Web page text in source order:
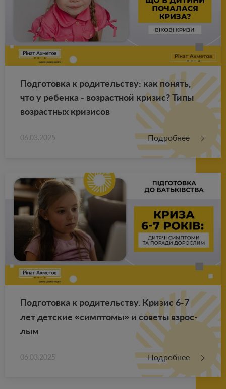
Под­го­тов­ка к ро­ди­тель­ству: как по­нять,
что у ре­бен­ка - воз­раст­ной кри­зис? Типы
воз­раст­ных кри­зи­сов
06.03.2025 Подробнее
Под­го­тов­ка к ро­ди­тель­ству. Кри­зис 6-7
лет дет­ские «симп­то­мы» и со­ве­ты взрос­
лым
06.03.2025 Подробнее